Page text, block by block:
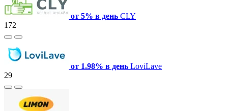
от 5% в день CLY
172
от 1.98% в день LoviLave
29